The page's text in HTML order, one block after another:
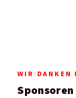
WIR DANKEN
Sponsoren